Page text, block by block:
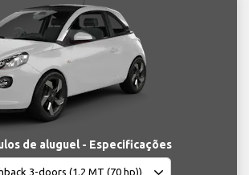
de aluguel - Especificações